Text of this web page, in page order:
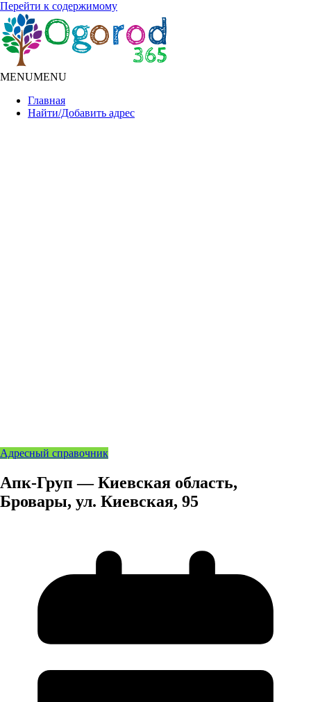
Перейти к содержимому
MENUMENU
Главная
Найти/Добавить адрес
Адресный справочник
Апк-Груп — Киевская область,
Бровары, ул. Киевская, 95